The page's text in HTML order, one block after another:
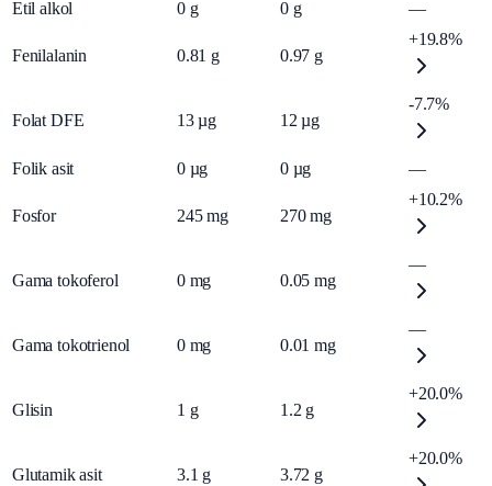
Etil alkol 0 g 0 g —
Fenilalanin 0.81 g 0.97 g
+19.8%
Folat DFE 13 µg 12 µg
-7.7%
Folik asit 0 µg 0 µg —
Fosfor 245 mg 270 mg
+10.2%
Gama tokoferol 0 mg 0.05 mg
—
Gama tokotrienol 0 mg 0.01 mg
—
Glisin 1 g 1.2 g
+20.0%
Glutamik asit 3.1 g 3.72 g
+20.0%